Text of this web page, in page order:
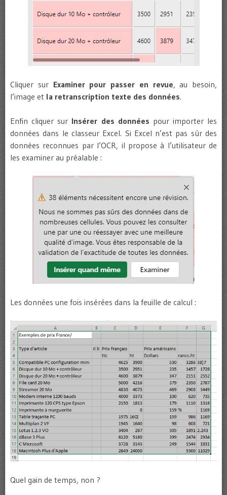
Cliquer sur Examiner pour passer en revue, au besoin,
l’image et la retranscription texte des données.
Enfin cliquer sur Insérer des données pour importer les
données dans le classeur Excel. Si Excel n’est pas sûr des
données reconnues par l’OCR, il propose à l’utilisateur de
les examiner au préalable :
Les données une fois insérées dans la feuille de calcul :
Quel gain de temps, non ?